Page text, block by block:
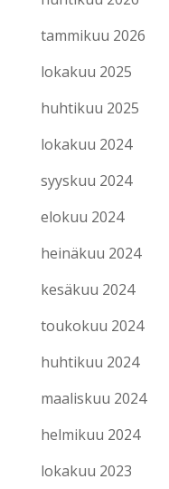
tammikuu 2026
lokakuu 2025
huhtikuu 2025
lokakuu 2024
syyskuu 2024
elokuu 2024
heinäkuu 2024
kesäkuu 2024
toukokuu 2024
huhtikuu 2024
maaliskuu 2024
helmikuu 2024
lokakuu 2023